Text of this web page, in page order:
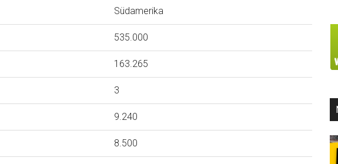
Südamerika
535.000
163.265
3
9.240
8.500